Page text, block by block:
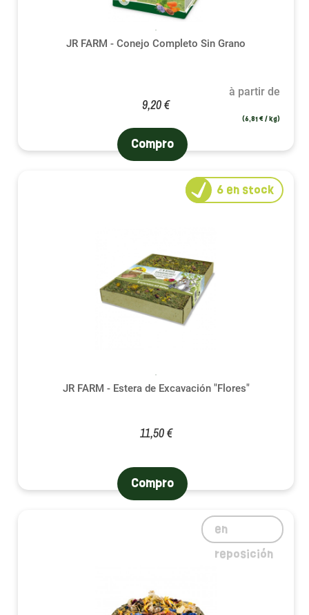
JR FARM - Conejo Completo Sin Grano
à partir de
9,20 €
(6,81 € / kg)
Compro
JR FARM - Estera de Excavación "Flores"
11,50 €
6en stock
Compro
en
reposición